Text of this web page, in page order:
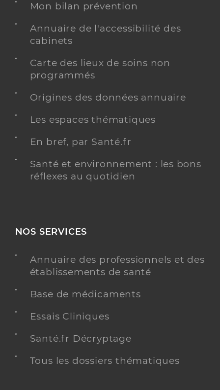
Mon bilan prévention
Annuaire de l'accessibilité des
cabinets
Carte des lieux de soins non
programmés
Origines des données annuaire
Les espaces thématiques
En bref, par Santé.fr
Santé et environnement : les bons
réflexes au quotidien
NOS SERVICES
Annuaire des professionnels et des
établissements de santé
Base de médicaments
Essais Cliniques
Santé.fr Décryptage
Tous les dossiers thématiques